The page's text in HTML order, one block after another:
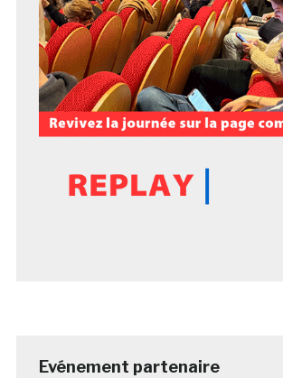
Evénement partenaire